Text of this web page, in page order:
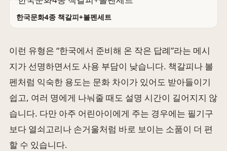
한국문화4종 책갈피+볼펜세트
이런 유형은 “한국에서 준비해 온 작은 답례”라는 메시
지가 선명하면서도 사용 부담이 낮습니다. 책갈피나 볼
펜처럼 익숙한 용도는 문화 차이가 있어도 받아들이기
쉽고, 여러 명에게 나눠줄 때도 설명 시간이 길어지지 않
습니다. 다만 아주 어린아이에게 주는 경우에는 필기구
보다 열쇠고리나 손거울처럼 바로 보이는 소품이 더 편
할 수 있습니다.